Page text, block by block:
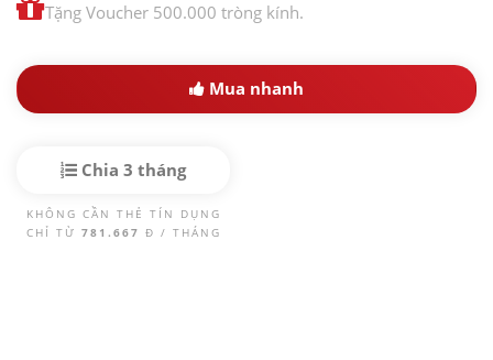
Tặng Voucher 500.000 tròng kính.
Mua nhanh
Chia 3 tháng
KHÔNG CẦN THẺ TÍN DỤNG
CHỈ TỪ 781.667 Đ / THÁNG